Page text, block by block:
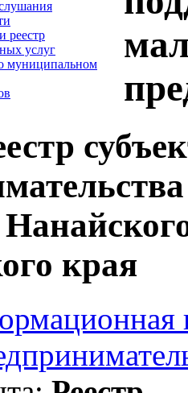
реестр
услуг
муниципальном
края